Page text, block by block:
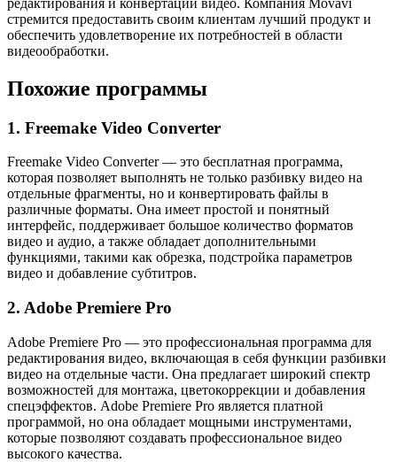
стремится предоставить своим клиентам лучший продукт и
обеспечить удовлетворение их потребностей в области
видеообработки.
Похожие программы
1. Freemake Video Converter
Freemake Video Converter — это бесплатная программа,
которая позволяет выполнять не только разбивку видео на
отдельные фрагменты, но и конвертировать файлы в
различные форматы. Она имеет простой и понятный
интерфейс, поддерживает большое количество форматов
видео и аудио, а также обладает дополнительными
функциями, такими как обрезка, подстройка параметров
видео и добавление субтитров.
2. Adobe Premiere Pro
Adobe Premiere Pro — это профессиональная программа для
редактирования видео, включающая в себя функции разбивки
видео на отдельные части. Она предлагает широкий спектр
возможностей для монтажа, цветокоррекции и добавления
спецэффектов. Adobe Premiere Pro является платной
программой, но она обладает мощными инструментами,
которые позволяют создавать профессиональное видео
высокого качества.